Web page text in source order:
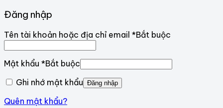
Đăng nhập
Tên tài khoản hoặc địa chỉ email *Bắt buộc
Mật khẩu *Bắt buộc
Ghi nhớ mật khẩu Đăng nhập
Quên mật khẩu?